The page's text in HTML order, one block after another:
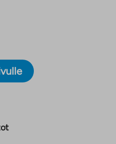
Olohuone tarjoaa
tai harrastuksille.
mikä helpottaa
tiloja ja Palokan palvelujen